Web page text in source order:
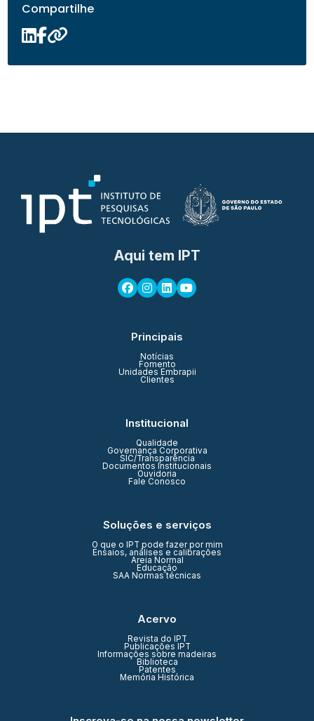
Compartilhe
Aqui tem IPT
Principais
Notícias
Fomento
Unidades Embrapii
Clientes
Institucional
Qualidade
Governança Corporativa
SIC/Transparência
Documentos Institucionais
Ouvidoria
Fale Conosco
Soluções e serviços
O que o IPT pode fazer por mim
Ensaios, análises e calibrações
Areia Normal
Educação
SAA Normas técnicas
Acervo
Revista do IPT
Publicações IPT
Informações sobre madeiras
Biblioteca
Patentes
Memória Histórica